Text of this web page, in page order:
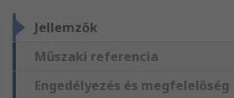
Jellemzők
Műszaki referencia
Engedélyezés és megfelelőség